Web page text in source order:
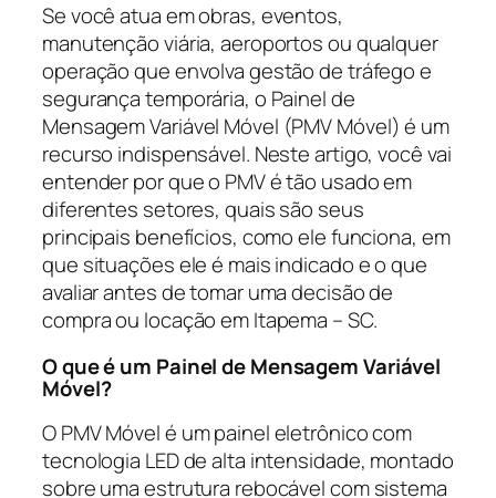
Se você atua em obras, eventos,
manutenção viária, aeroportos ou qualquer
operação que envolva gestão de tráfego e
segurança temporária, o Painel de
Mensagem Variável Móvel (PMV Móvel) é um
recurso indispensável. Neste artigo, você vai
entender por que o PMV é tão usado em
diferentes setores, quais são seus
principais benefícios, como ele funciona, em
que situações ele é mais indicado e o que
avaliar antes de tomar uma decisão de
compra ou locação em Itapema – SC.
O que é um Painel de Mensagem Variável
Móvel?
O PMV Móvel é um painel eletrônico com
tecnologia LED de alta intensidade, montado
sobre uma estrutura rebocável com sistema